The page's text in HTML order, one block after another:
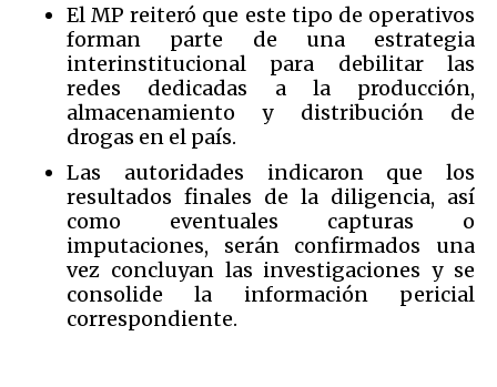
El MP reiteró que este tipo de operativos
forman parte de una estrategia
interinstitucional para debilitar las
redes dedicadas a la producción,
almacenamiento y distribución de
drogas en el país.
Las autoridades indicaron que los
resultados finales de la diligencia, así
como eventuales capturas o
imputaciones, serán confirmados una
vez concluyan las investigaciones y se
consolide la información pericial
correspondiente.